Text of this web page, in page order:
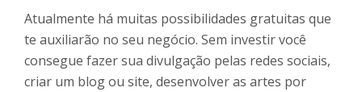
Atualmente há muitas possibilidades gratuitas que
te auxiliarão no seu negócio. Sem investir você
consegue fazer sua divulgação pelas redes sociais,
criar um blog ou site, desenvolver as artes por